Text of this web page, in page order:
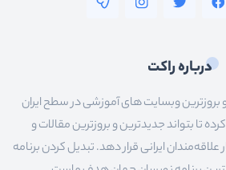
درباره راکت
بروزترین وبسایت های آموزشی در سطح ایران
تا بتواند جدیدترین و بروزترین مقالات و
ایرانی قرار دهد. تبدیل کردن برنامه